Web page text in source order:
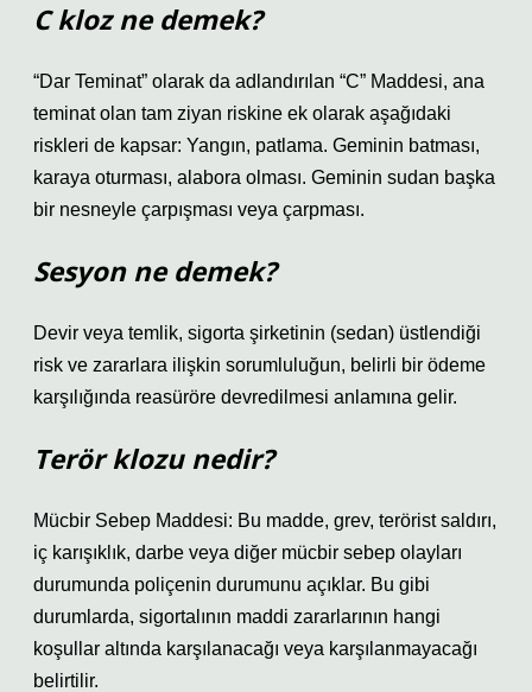
C kloz ne demek?
“Dar Teminat” olarak da adlandırılan “C” Maddesi, ana
teminat olan tam ziyan riskine ek olarak aşağıdaki
riskleri de kapsar: Yangın, patlama. Geminin batması,
karaya oturması, alabora olması. Geminin sudan başka
bir nesneyle çarpışması veya çarpması.
Sesyon ne demek?
Devir veya temlik, sigorta şirketinin (sedan) üstlendiği
risk ve zararlara ilişkin sorumluluğun, belirli bir ödeme
karşılığında reasüröre devredilmesi anlamına gelir.
Terör klozu nedir?
Mücbir Sebep Maddesi: Bu madde, grev, terörist saldırı,
iç karışıklık, darbe veya diğer mücbir sebep olayları
durumunda poliçenin durumunu açıklar. Bu gibi
durumlarda, sigortalının maddi zararlarının hangi
koşullar altında karşılanacağı veya karşılanmayacağı
belirtilir.